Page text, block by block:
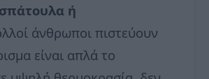
ή
άνθρωποι πιστεύουν
είναι απλά το